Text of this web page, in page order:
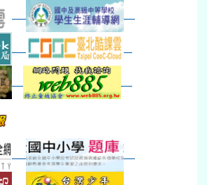
驗補測(...
午-新進教師研習
教師備課會議
天)
生訓練(~12:00)
下午-校務會議14:00-
八九年級返校8-9
防災演練工作分配及...
2 3
責人訓練
放班級書箱及晨讀...
技藝教育學程說明會...
12:30幹部訓練七年級新生健檢
換補教科...
超額比序暨免試入學...